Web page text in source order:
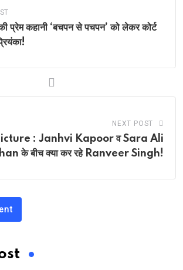
कहानी ‘बचपन से पचपन’ को लेकर कोर्ट
NEXT POST
: Janhvi Kapoor व Sara Ali
के बीच क्या कर रहे Ranveer Singh!